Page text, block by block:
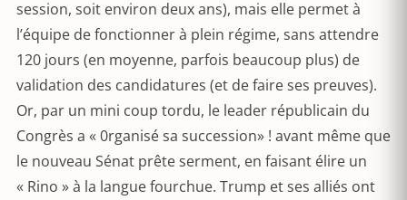
session, soit environ deux ans), mais elle permet à
l’équipe de fonctionner à plein régime, sans attendre
120 jours (en moyenne, parfois beaucoup plus) de
validation des candidatures (et de faire ses preuves).
Or, par un mini coup tordu, le leader républicain du
Congrès a « 0rganisé sa succession» ! avant même que
le nouveau Sénat prête serment, en faisant élire un
« Rino » à la langue fourchue. Trump et ses alliés ont